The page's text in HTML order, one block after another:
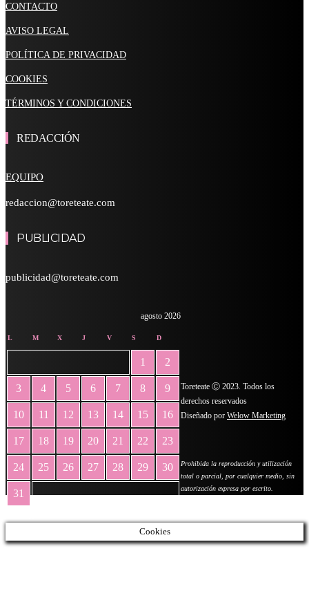
CONTACTO
AVISO LEGAL
POLÍTICA DE PRIVACIDAD
COOKIES
TÉRMINOS Y CONDICIONES
REDACCIÓN
EQUIPO
redaccion@toreteate.com
PUBLICIDAD
publicidad@toreteate.com
agosto 2026
L M X J V S D
1 2
3 4 5 6 7 8 9
10 11 12 13 14 15 16
17 18 19 20 21 22 23
24 25 26 27 28 29 30
31
Toreteate Ⓒ 2023. Todos los
derechos reservados
Diseñado por Welow Marketing
Prohibida la reproducción y utilización
total o parcial, por cualquier medio, sin
autorización expresa por escrito.
Cookies